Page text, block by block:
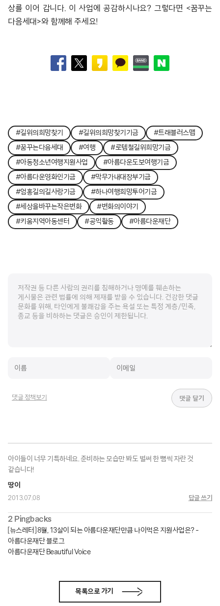
상를 이어 갑니다. 이 사업에 공감하시나요? 그렇다면 <꿈꾸는
다음세대>와 함께해 주세요!
#길위의희망찾기 #길위의희망찾기기금
#트래블러스맵
#꿈꾸는다음세대
#여행
#로템철길위희망기금
#아동청소년여행지원사업
#아름다운도보여행기금
#아름다운영화인기금
#막무가내대장부기금
#엄홍길의길사랑기금
#하나여행희망투어기금
#세상을바꾸는작은변화
#변화의이야기
#키움지역아동센터
#공익활동 #아름다운재단
아이들이 너무 기특하네요. 준비하는 모습만 봐도 벌써 한 뼘씩 자란 것
같습니다!
땅이
2013.07.08 답글 쓰기
2 Pingbacks
[뉴스레터] 8월, 13살이 되는 아름다운재단만큼 나이먹은 지원사업은? -
아름다운재단 블로그
아름다운재단 Beautiful Voice
댓글 정책보기
목록으로 가기